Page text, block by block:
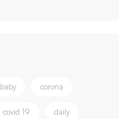
baby corona
covid 19 daily